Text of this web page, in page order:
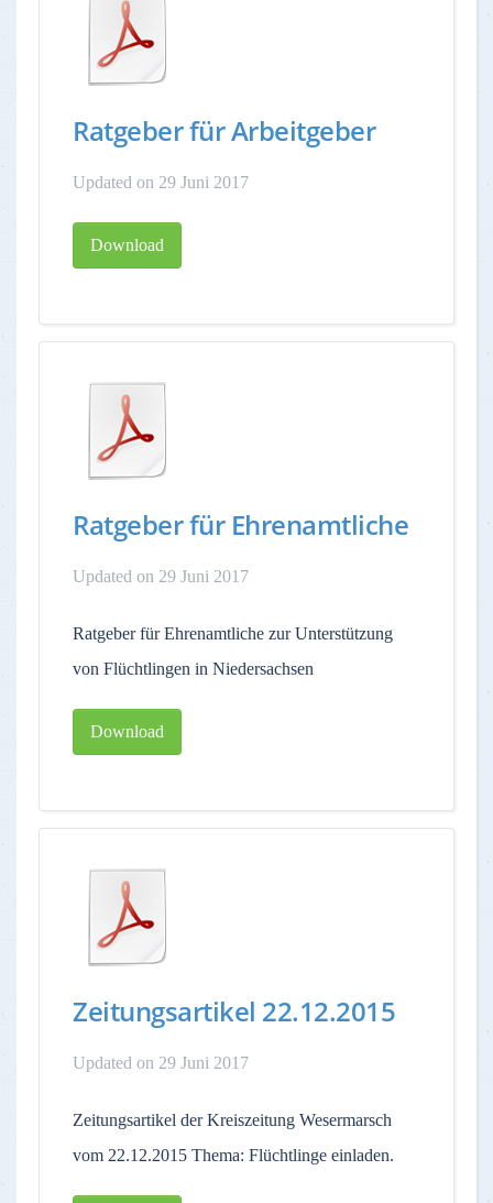
Ratgeber für Arbeitgeber
Updated on 29 Juni 2017
Download
Ratgeber für Ehrenamtliche
Updated on 29 Juni 2017
Ratgeber für Ehrenamtliche zur Unterstützung
von Flüchtlingen in Niedersachsen
Download
Zeitungsartikel 22.12.2015
Updated on 29 Juni 2017
Zeitungsartikel der Kreiszeitung Wesermarsch
vom 22.12.2015 Thema: Flüchtlinge einladen.